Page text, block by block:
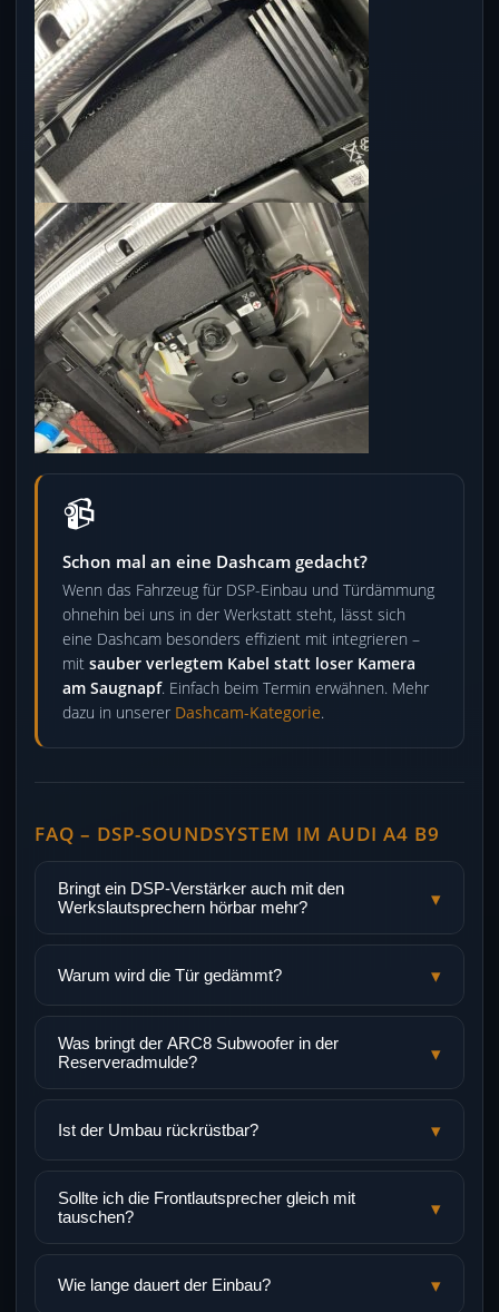
📹
Schon mal an eine Dashcam gedacht?
Wenn das Fahrzeug für DSP-Einbau und Türdämmung
ohnehin bei uns in der Werkstatt steht, lässt sich
eine Dashcam besonders effizient mit integrieren –
mit sauber verlegtem Kabel statt loser Kamera
am Saugnapf. Einfach beim Termin erwähnen. Mehr
dazu in unserer Dashcam-Kategorie.
FAQ – DSP-SOUNDSYSTEM IM AUDI A4 B9
Bringt ein DSP-Verstärker auch mit den
Werkslautsprechern hörbar mehr?
▾
Warum wird die Tür gedämmt? ▾
Was bringt der ARC8 Subwoofer in der
Reserveradmulde?
▾
Ist der Umbau rückrüstbar? ▾
Sollte ich die Frontlautsprecher gleich mit
tauschen?
▾
Wie lange dauert der Einbau? ▾